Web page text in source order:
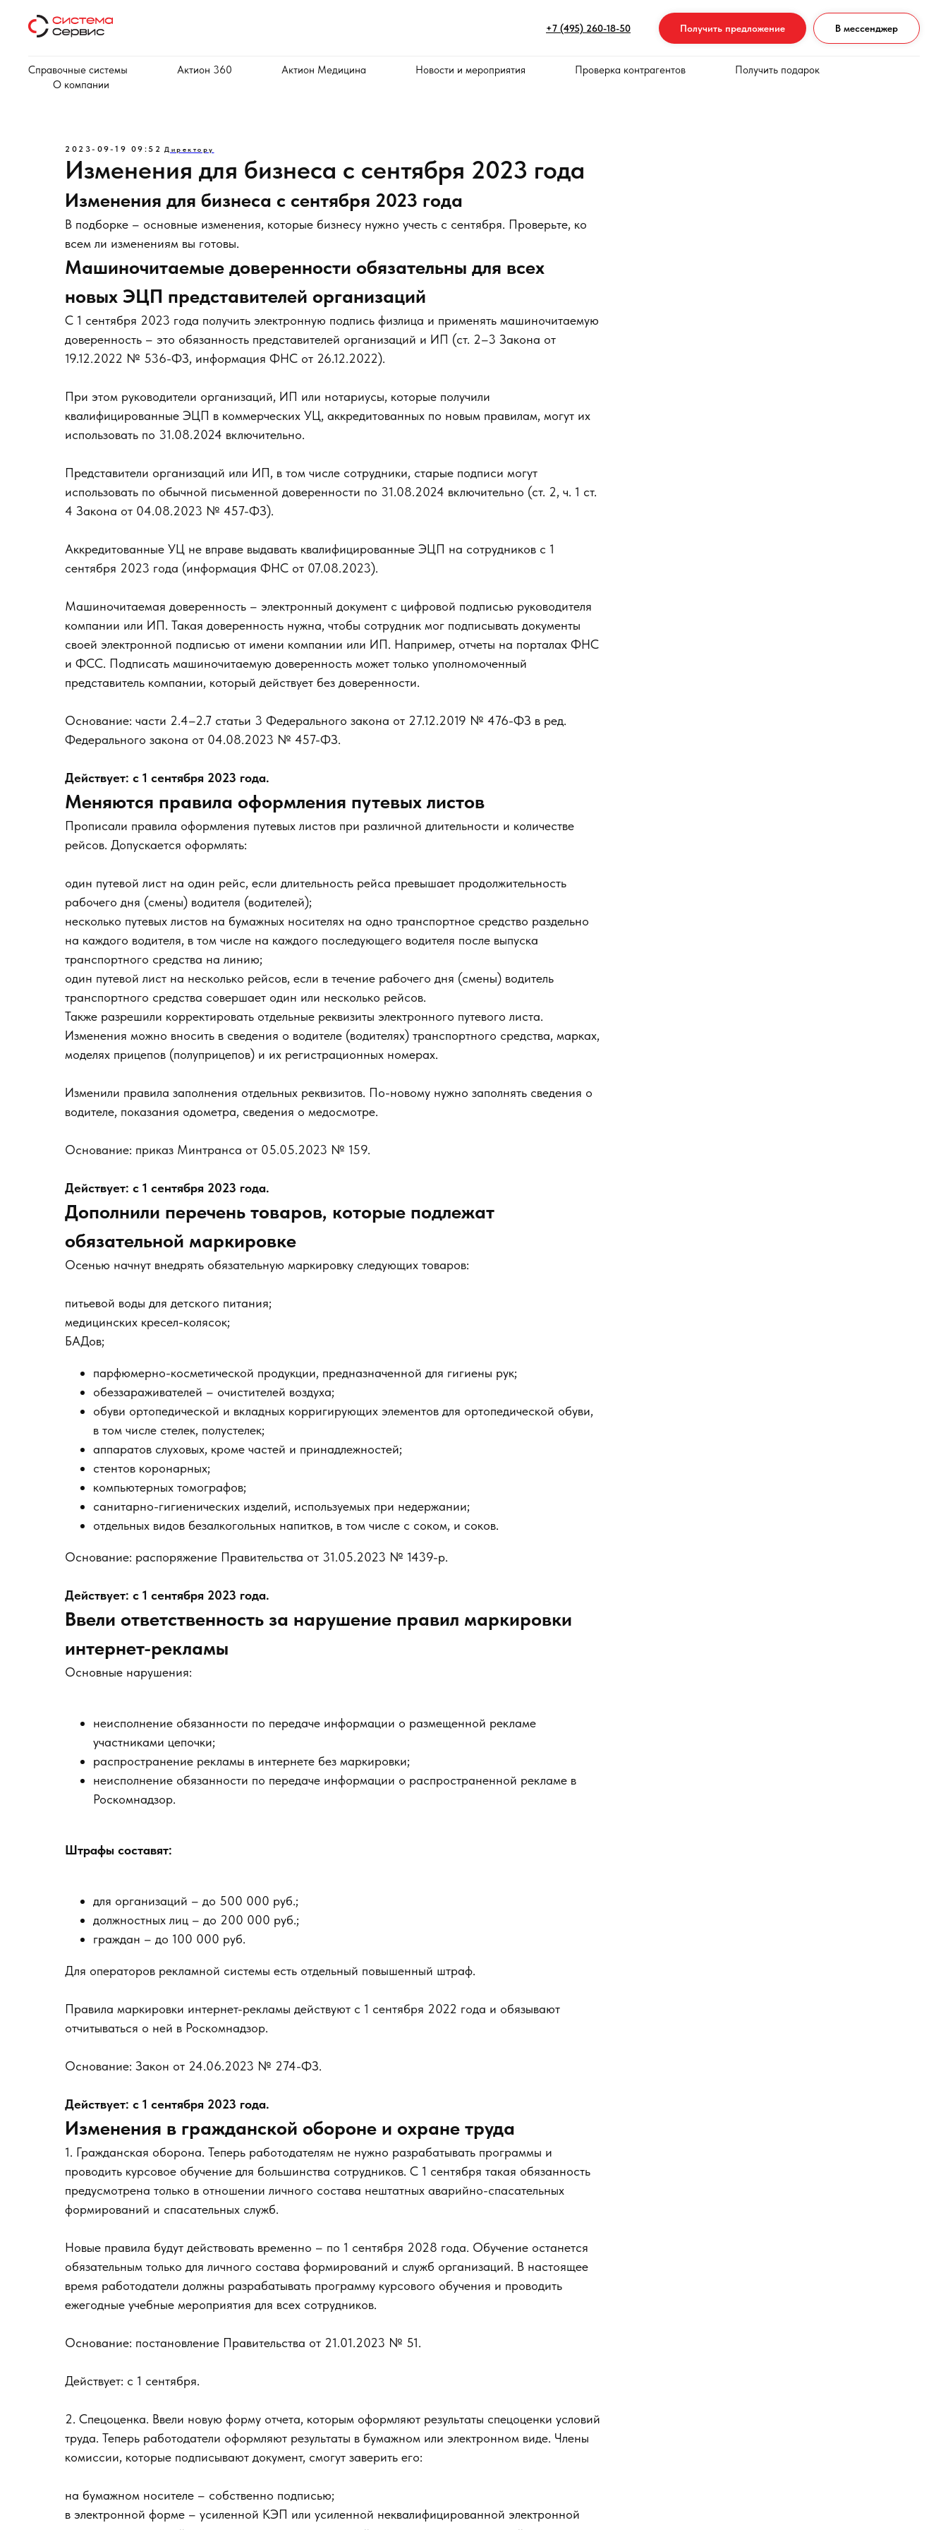
+7 (495) 260-18-50 Получить предложение В мессенджер
Справочные системы Актион 360 Актион Медицина Новости и мероприятия Проверка контрагентов
Получить подарок
О компании
2023-09-19 09:52 Директору
Изменения для бизнеса с сентября 2023 года
Изменения для бизнеса с сентября 2023 года
В подборке – основные изменения, которые бизнесу нужно учесть с сентября. Проверьте, ко
всем ли изменениям вы готовы.
Машиночитаемые доверенности обязательны для всех
новых ЭЦП представителей организаций
С 1 сентября 2023 года получить электронную подпись физлица и применять машиночитаемую
доверенность – это обязанность представителей организаций и ИП (ст. 2–3 Закона от
19.12.2022 № 536-ФЗ, информация ФНС от 26.12.2022).
При этом руководители организаций, ИП или нотариусы, которые получили
квалифицированные ЭЦП в коммерческих УЦ, аккредитованных по новым правилам, могут их
использовать по 31.08.2024 включительно.
Представители организаций или ИП, в том числе сотрудники, старые подписи могут
использовать по обычной письменной доверенности по 31.08.2024 включительно (ст. 2, ч. 1 ст.
4 Закона от 04.08.2023 № 457-ФЗ).
Аккредитованные УЦ не вправе выдавать квалифицированные ЭЦП на сотрудников с 1
сентября 2023 года (информация ФНС от 07.08.2023).
Машиночитаемая доверенность – электронный документ с цифровой подписью руководителя
компании или ИП. Такая доверенность нужна, чтобы сотрудник мог подписывать документы
своей электронной подписью от имени компании или ИП. Например, отчеты на порталах ФНС
и ФСС. Подписать машиночитаемую доверенность может только уполномоченный
представитель компании, который действует без доверенности.
Основание: части 2.4–2.7 статьи 3 Федерального закона от 27.12.2019 № 476-ФЗ в ред.
Федерального закона от 04.08.2023 № 457-ФЗ.
Действует: с 1 сентября 2023 года.
Меняются правила оформления путевых листов
Прописали правила оформления путевых листов при различной длительности и количестве
рейсов. Допускается оформлять:
один путевой лист на один рейс, если длительность рейса превышает продолжительность
рабочего дня (смены) водителя (водителей);
несколько путевых листов на бумажных носителях на одно транспортное средство раздельно
на каждого водителя, в том числе на каждого последующего водителя после выпуска
транспортного средства на линию;
один путевой лист на несколько рейсов, если в течение рабочего дня (смены) водитель
транспортного средства совершает один или несколько рейсов.
Также разрешили корректировать отдельные реквизиты электронного путевого листа.
Изменения можно вносить в сведения о водителе (водителях) транспортного средства, марках,
моделях прицепов (полуприцепов) и их регистрационных номерах.
Изменили правила заполнения отдельных реквизитов. По-новому нужно заполнять сведения о
водителе, показания одометра, сведения о медосмотре.
Основание: приказ Минтранса от 05.05.2023 № 159.
Действует: с 1 сентября 2023 года.
Дополнили перечень товаров, которые подлежат
обязательной маркировке
Осенью начнут внедрять обязательную маркировку следующих товаров:
питьевой воды для детского питания;
медицинских кресел-колясок;
БАДов;
парфюмерно-косметической продукции, предназначенной для гигиены рук;
обеззараживателей – очистителей воздуха;
обуви ортопедической и вкладных корригирующих элементов для ортопедической обуви,
в том числе стелек, полустелек;
аппаратов слуховых, кроме частей и принадлежностей;
стентов коронарных;
компьютерных томографов;
санитарно-гигиенических изделий, используемых при недержании;
отдельных видов безалкогольных напитков, в том числе с соком, и соков.
Основание: распоряжение Правительства от 31.05.2023 № 1439-р.
Действует: с 1 сентября 2023 года.
Ввели ответственность за нарушение правил маркировки
интернет-рекламы
Основные нарушения:
неисполнение обязанности по передаче информации о размещенной рекламе
участниками цепочки;
распространение рекламы в интернете без маркировки;
неисполнение обязанности по передаче информации о распространенной рекламе в
Роскомнадзор.
Штрафы составят:
для организаций – до 500 000 руб.;
должностных лиц – до 200 000 руб.;
граждан – до 100 000 руб.
Для операторов рекламной системы есть отдельный повышенный штраф.
Правила маркировки интернет-рекламы действуют с 1 сентября 2022 года и обязывают
отчитываться о ней в Роскомнадзор.
Основание: Закон от 24.06.2023 № 274-ФЗ.
Действует: с 1 сентября 2023 года.
Изменения в гражданской обороне и охране труда
1. Гражданская оборона. Теперь работодателям не нужно разрабатывать программы и
проводить курсовое обучение для большинства сотрудников. С 1 сентября такая обязанность
предусмотрена только в отношении личного состава нештатных аварийно-спасательных
формирований и спасательных служб.
Новые правила будут действовать временно – по 1 сентября 2028 года. Обучение останется
обязательным только для личного состава формирований и служб организаций. В настоящее
время работодатели должны разрабатывать программу курсового обучения и проводить
ежегодные учебные мероприятия для всех сотрудников.
Основание: постановление Правительства от 21.01.2023 № 51.
Действует: с 1 сентября.
2. Спецоценка. Ввели новую форму отчета, которым оформляют результаты спецоценки условий
труда. Теперь работодатели оформляют результаты в бумажном или электронном виде. Члены
комиссии, которые подписывают документ, смогут заверить его:
на бумажном носителе – собственно подписью;
в электронной форме – усиленной КЭП или усиленной неквалифицированной электронной